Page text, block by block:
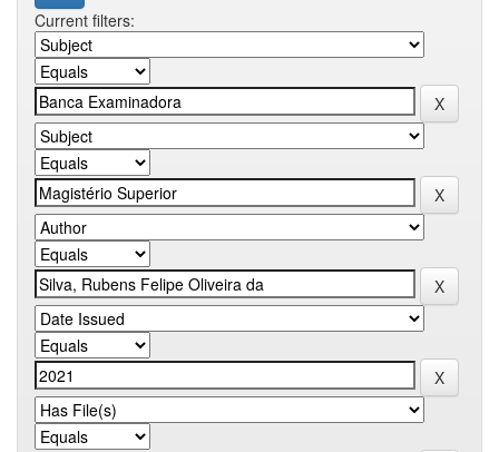
Current filters: